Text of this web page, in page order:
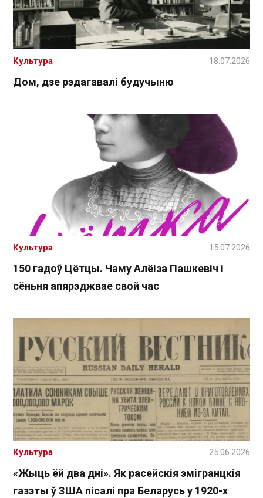
Дом, дзе рэдагавалі будучыню
Культура 18.07.2026
150 гадоў Цётцы. Чаму Алёіза Пашкевіч і
сёньня апярэджвае свой час
Культура 15.07.2026
«Жыць ёй два дні». Як расейскія эмігранцкія
газэты ў ЗША пісалі пра Беларусь у 1920-х
Культура 25.06.2026